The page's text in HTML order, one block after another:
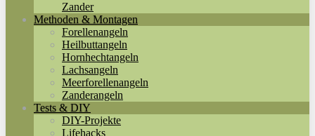
Zander
Methoden & Montagen
Forellenangeln
Heilbuttangeln
Hornhechtangeln
Lachsangeln
Meerforellenangeln
Zanderangeln
Tests & DIY
DIY-Projekte
Lifehacks